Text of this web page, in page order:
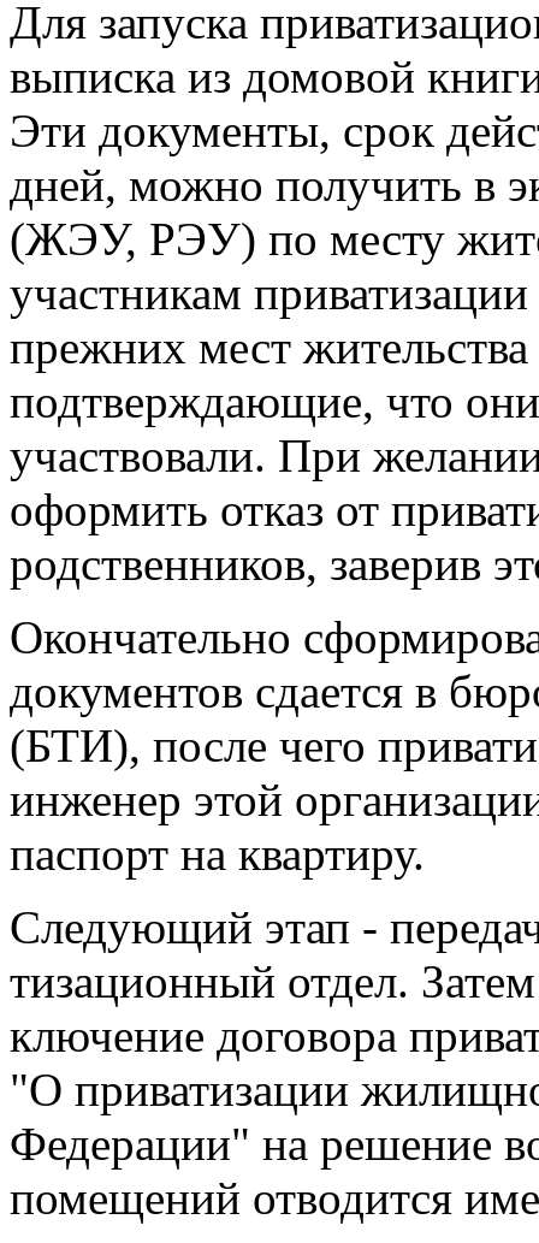
Для запуска
выписка из домовой
Эти документы, срок
дней, можно получить в
(ЖЭУ, РЭУ) по месту
участникам
прежних мест
подтверждающие, что
участвовали. При
оформить отказ от
родственников, заверив
Окончательно
документов сдается в
(БТИ), после чего
инженер этой
паспорт на квартиру.
Следующий этап -
тизационный отдел.
ключение договора
"О приватизации
Федерации" на решение
помещений отводится